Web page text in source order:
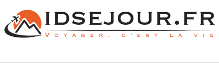
Content